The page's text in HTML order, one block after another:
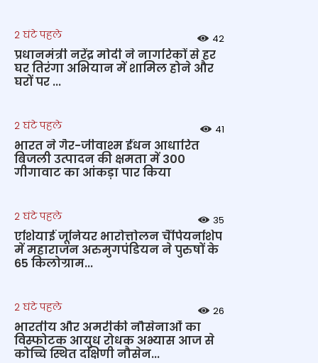
2 घंटे पहले 42
प्रधानमंत्री नरेंद्र मोदी ने नागरिकों से हर
घर तिरंगा अभियान में शामिल होने और
घरों पर ...
2 घंटे पहले 41
भारत ने गैर-जीवाश्म ईंधन आधारित
बिजली उत्पादन की क्षमता में 300
गीगावाट का आंकड़ा पार किया
2 घंटे पहले 35
एशियाई जूनियर भारोत्तोलन चैंपियनशिप
में महाराजन अरुमुगपंडियन ने पुरुषों के
65 किलोग्राम...
2 घंटे पहले 26
भारतीय और अमरीकी नौसेनाओं का
विस्फोटक आयुध रोधक अभ्यास आज से
कोच्चि स्थित दक्षिणी नौसेन...